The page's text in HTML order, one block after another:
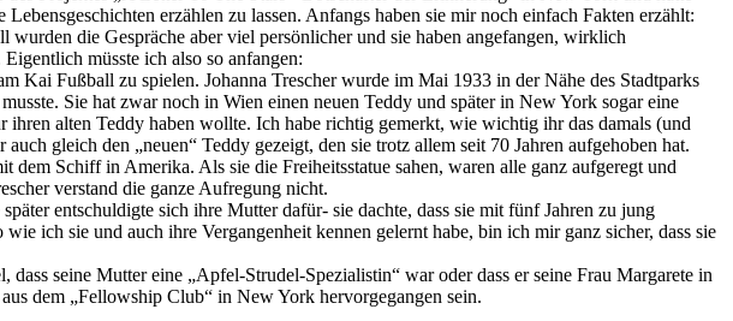
die Gespräche aber viel persönlicher und sie haben angefangen, wirklich
müsste ich also so anfangen:
Fußball zu spielen. Johanna Trescher wurde im Mai 1933 in der Nähe des Stadtparks
Sie hat zwar noch in Wien einen neuen Teddy und später in New York sogar eine
alten Teddy haben wollte. Ich habe richtig gemerkt, wie wichtig ihr das damals (und
gleich den „neuen“ Teddy gezeigt, den sie trotz allem seit 70 Jahren aufgehoben hat.
Schiff in Amerika. Als sie die Freiheitsstatue sahen, waren alle ganz aufgeregt und
verstand die ganze Aufregung nicht.
entschuldigte sich ihre Mutter dafür- sie dachte, dass sie mit fünf Jahren zu jung
ich sie und auch ihre Vergangenheit kennen gelernt habe, bin ich mir ganz sicher, dass sie
seine Mutter eine „Apfel-Strudel-Spezialistin“ war oder dass er seine Frau Margarete in
dem „Fellowship Club“ in New York hervorgegangen sein.